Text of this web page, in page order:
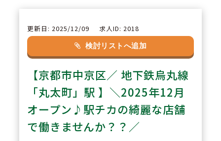
【住まいのサポートが充実】
家賃の半額補助（上限4万円）に
加え、通勤が困難な場合は賃貸契
約時の初期費用を会社が貸与する
制度を完備。新生活や転居を伴う
転職も安心してスタートできま
す。
更新日: 2025/12/09 求人ID: 2018
検討リストへ追加
【京都市中京区／ 地下鉄烏丸線
「丸太町」駅 】＼2025年12月
オープン♪駅チカの綺麗な店舗
で働きませんか？？／